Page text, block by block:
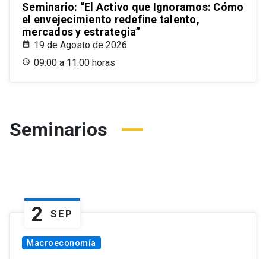
Seminario: “El Activo que Ignoramos: Cómo
el envejecimiento redefine talento,
mercados y estrategia”
19 de Agosto de 2026
09:00 a 11:00 horas
Seminarios
2 SEP
Macroeconomía